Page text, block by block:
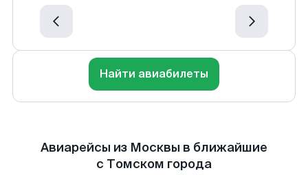
Найти авиабилеты
Авиарейсы из Москвы в ближайшие
с Томском города